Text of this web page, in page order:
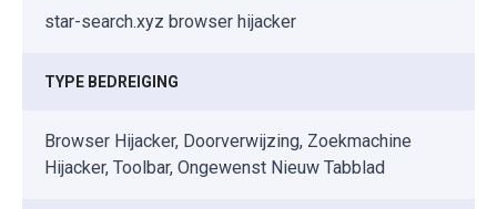
star-search.xyz browser hijacker
TYPE BEDREIGING
Browser Hijacker, Doorverwijzing, Zoekmachine
Hijacker, Toolbar, Ongewenst Nieuw Tabblad